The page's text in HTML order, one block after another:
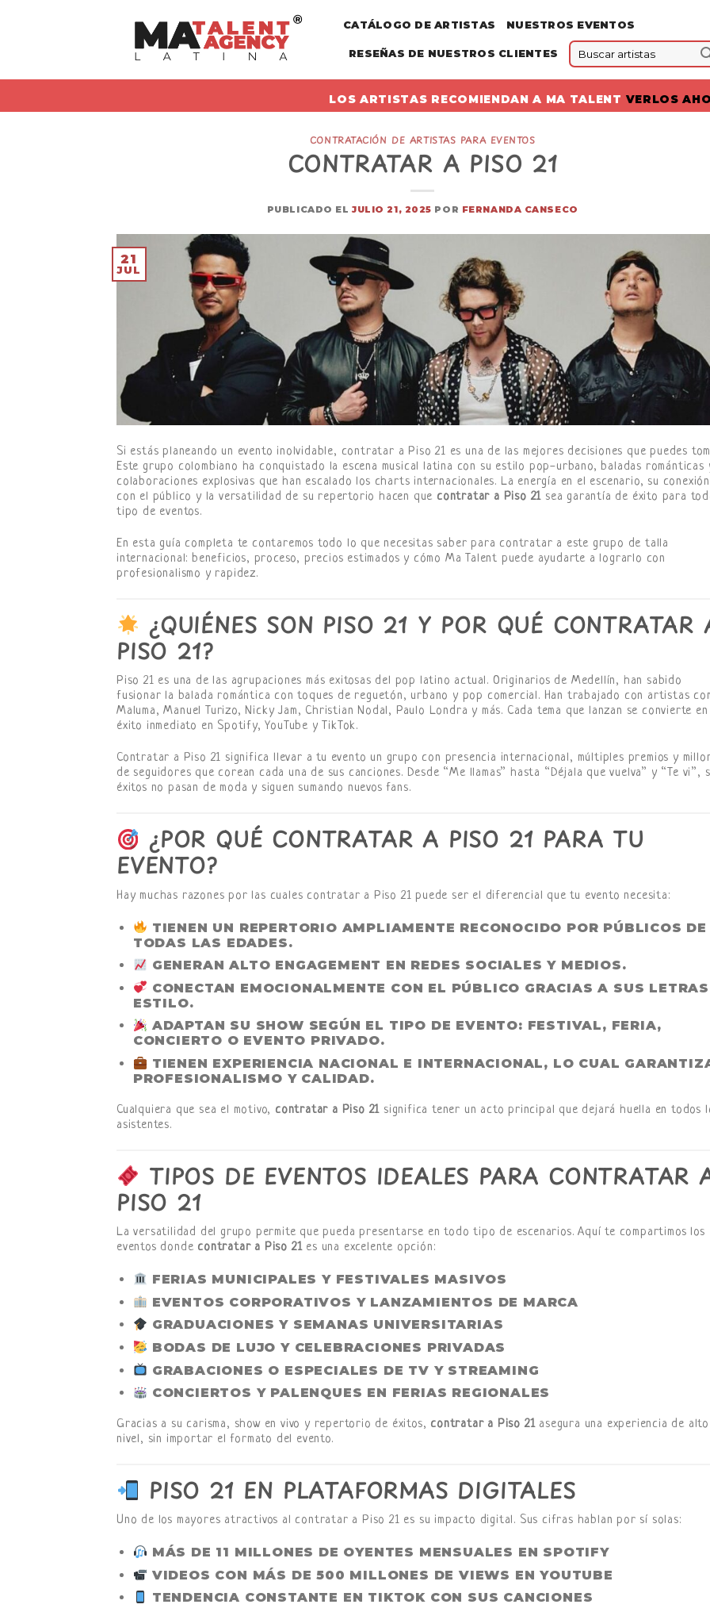
CATÁLOGO DE ARTISTAS NUESTROS EVENTOS
RESEÑAS DE NUESTROS CLIENTES
LOS ARTISTAS RECOMIENDAN A MA TALENT VERLOS
CONTRATACIÓN DE ARTISTAS PARA EVENTOS
CONTRATAR A PISO 21
PUBLICADO ELJULIO 21, 2025 POR FERNANDA CANSECO
21
JUL
Si estás planeando un evento inolvidable, contratar a Piso 21 es una de las mejores decisiones que puedes
Este grupo colombiano ha conquistado la escena musical latina con su estilo pop-urbano, baladas románticas
colaboraciones explosivas que han escalado los charts internacionales. La energía en el escenario, su conexión
con el público y la versatilidad de su repertorio hacen que contratar a Piso 21 sea garantía de éxito para
tipo de eventos.
En esta guía completa te contaremos todo lo que necesitas saber para contratar a este grupo de talla
internacional: beneficios, proceso, precios estimados y cómo Ma Talent puede ayudarte a lograrlo con
profesionalismo y rapidez.
¿QUIÉNES SON PISO 21 Y POR QUÉ CONTRATAR
PISO 21?
Piso 21 es una de las agrupaciones más exitosas del pop latino actual. Originarios de Medellín, han sabido
fusionar la balada romántica con toques de reguetón, urbano y pop comercial. Han trabajado con artistas
Maluma, Manuel Turizo, Nicky Jam, Christian Nodal, Paulo Londra y más. Cada tema que lanzan se convierte en
éxito inmediato en Spotify, YouTube y TikTok.
Contratar a Piso 21 significa llevar a tu evento un grupo con presencia internacional, múltiples premios y
de seguidores que corean cada una de sus canciones. Desde “Me llamas” hasta “Déjala que vuelva” y “Te vi”,
éxitos no pasan de moda y siguen sumando nuevos fans.
¿POR QUÉ CONTRATAR A PISO 21 PARA TU
EVENTO?
Hay muchas razones por las cuales contratar a Piso 21 puede ser el diferencial que tu evento necesita:
TIENEN UN REPERTORIO AMPLIAMENTE RECONOCIDO POR PÚBLICOS DE
TODAS LAS EDADES.
GENERAN ALTO ENGAGEMENT EN REDES SOCIALES Y MEDIOS.
CONECTAN EMOCIONALMENTE CON EL PÚBLICO GRACIAS A SUS
ESTILO.
ADAPTAN SU SHOW SEGÚN EL TIPO DE EVENTO: FESTIVAL, FERIA,
CONCIERTO O EVENTO PRIVADO.
TIENEN EXPERIENCIA NACIONAL E INTERNACIONAL, LO CUAL
PROFESIONALISMO Y CALIDAD.
Cualquiera que sea el motivo, contratar a Piso 21 significa tener un acto principal que dejará huella en todos
asistentes.
TIPOS DE EVENTOS IDEALES PARA CONTRATAR
PISO 21
La versatilidad del grupo permite que pueda presentarse en todo tipo de escenarios. Aquí te compartimos los
eventos donde contratar a Piso 21es una excelente opción:
FERIAS MUNICIPALES Y FESTIVALES MASIVOS
EVENTOS CORPORATIVOS Y LANZAMIENTOS DE MARCA
GRADUACIONES Y SEMANAS UNIVERSITARIAS
BODAS DE LUJO Y CELEBRACIONES PRIVADAS
GRABACIONES O ESPECIALES DE TV Y STREAMING
CONCIERTOS Y PALENQUES EN FERIAS REGIONALES
Gracias a su carisma, show en vivo y repertorio de éxitos, contratar a Piso 21asegura una experiencia de alto
nivel, sin importar el formato del evento.
PISO 21 EN PLATAFORMAS DIGITALES
Uno de los mayores atractivos al contratar a Piso 21 es su impacto digital. Sus cifras hablan por sí solas:
MÁS DE 11 MILLONES DE OYENTES MENSUALES EN SPOTIFY
VIDEOS CON MÁS DE 500 MILLONES DE VIEWS EN YOUTUBE
TENDENCIA CONSTANTE EN TIKTOK CON SUS CANCIONES